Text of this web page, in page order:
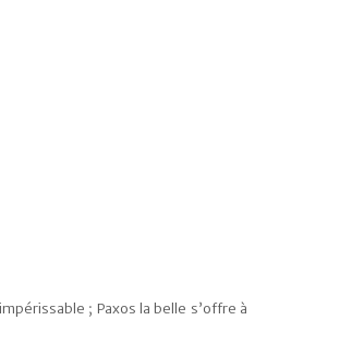
; Paxos la belle s’offre à